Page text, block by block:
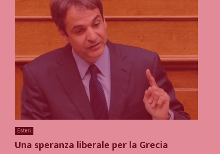
Esteri
Una speranza liberale per la Grecia